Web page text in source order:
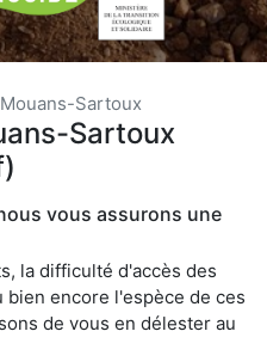
Sartoux
Sartoux
vous assurons une
la difficulté d'accès des
encore l'espèce de ces
de vous en délester au